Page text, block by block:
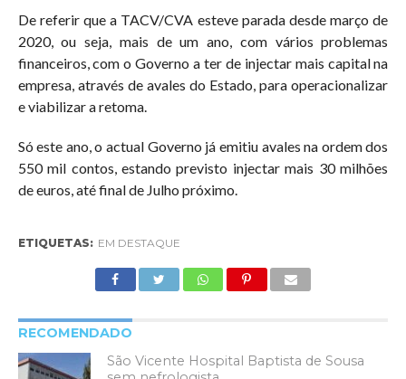
De referir que a TACV/CVA esteve parada desde março de
2020, ou seja, mais de um ano, com vários problemas
financeiros, com o Governo a ter de injectar mais capital na
empresa, através de avales do Estado, para operacionalizar
e viabilizar a retoma.
Só este ano, o actual Governo já emitiu avales na ordem dos
550 mil contos, estando previsto injectar mais 30 milhões
de euros, até final de Julho próximo.
ETIQUETAS: EM DESTAQUE
RECOMENDADO
São Vicente Hospital Baptista de Sousa